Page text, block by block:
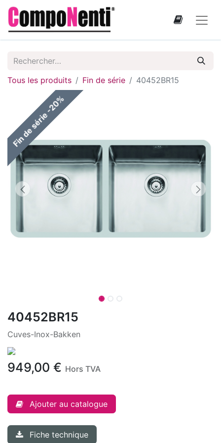
Tous les produits Fin de série 40452BR15
Fin de série -20%
40452BR15
Cuves-Inox-Bakken
949,00 € Hors TVA
Ajouter au catalogue
Fiche technique